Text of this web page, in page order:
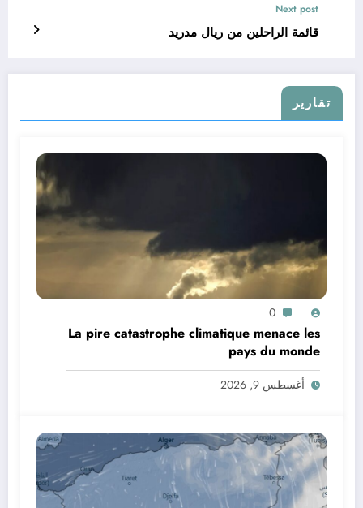
Next post
قائمة الراحلين من ريال مدريد
تقارير
0
La pire catastrophe climatique menace les
pays du monde
أغسطس 9, 2026